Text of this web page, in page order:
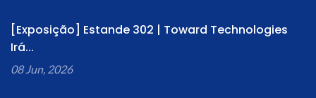
[Exposição] Estande 302 | Toward Technologies
Irá...
08 Jun, 2026